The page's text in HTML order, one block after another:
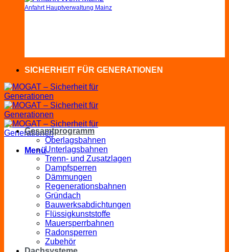
Anfahrt Hauptverwaltung Mainz
SICHERHEIT FÜR GENERATIONEN
Menü
Gesamtprogramm
Oberlagsbahnen
Unterlagsbahnen
Trenn- und Zusatzlagen
Dampfsperren
Dämmungen
Regenerationsbahnen
Gründach
Bauwerksabdichtungen
Flüssigkunststoffe
Mauersperrbahnen
Radonsperren
Zubehör